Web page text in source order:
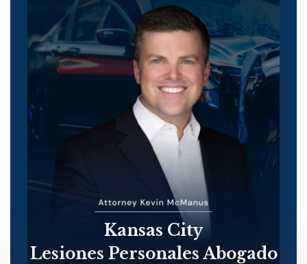
Kansas City
Lesiones Personales Abogado